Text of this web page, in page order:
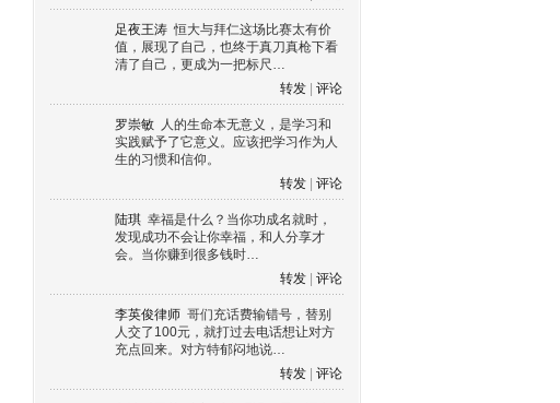
足夜王涛 恒大与拜仁这场比赛太有价
值，展现了自己，也终于真刀真枪下看
清了自己，更成为一把标尺…
转发
评论
罗崇敏 人的生命本无意义，是学习和
实践赋予了它意义。应该把学习作为人
生的习惯和信仰。
转发
评论
陆琪 幸福是什么？当你功成名就时，
发现成功不会让你幸福，和人分享才
会。当你赚到很多钱时…
转发
评论
李英俊律师 哥们充话费输错号，替别
人交了100元，就打过去电话想让对方
充点回来。对方特郁闷地说…
转发
评论